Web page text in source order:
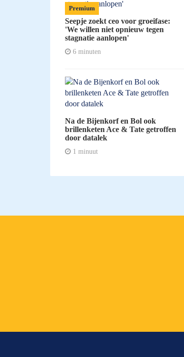
Premium
Seepje zoekt ceo voor groeifase:
'We willen niet opnieuw tegen
stagnatie aanlopen'
6 minuten
Na de Bijenkorf en Bol ook
brillenketen Ace & Tate getroffen
door datalek
1 minuut